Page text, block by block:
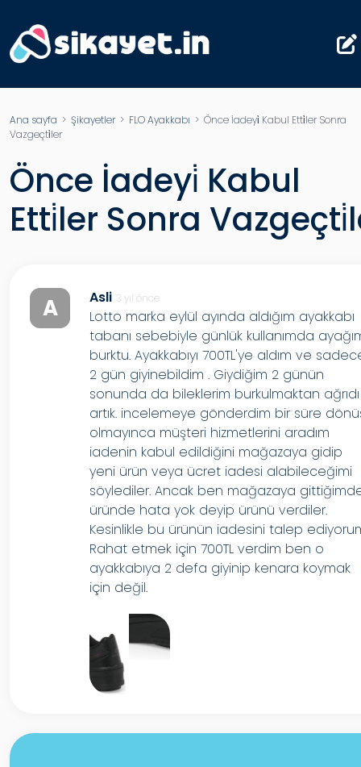
Ana sayfa > Şikayetler> FLO Ayakkabı > Önce İadeyi̇ Kabul Etti̇ler Sonra
Vazgeçti̇ler
Önce İadeyi̇ Kabul
Etti̇ler Sonra
A Asli 3 yıl önce
Lotto marka eylül ayında aldığım ayakkabı
tabanı sebebiyle günlük kullanımda
burktu. Ayakkabıyı 700TL'ye aldım ve
2 gün giyinebildim . Giydiğim 2 günün
sonunda da bileklerim burkulmaktan ağrıdı
artık. incelemeye gönderdim bir süre
olmayınca müşteri hizmetlerini aradım
iadenin kabul edildiğini mağazaya gidip
yeni ürün veya ücret iadesi alabileceğimi
söylediler. Ancak ben mağazaya
üründe hata yok deyip ürünü verdiler.
Kesinlikle bu ürünün iadesini talep
Rahat etmek için 700TL verdim ben o
ayakkabıya 2 defa giyinip kenara koymak
için değil.